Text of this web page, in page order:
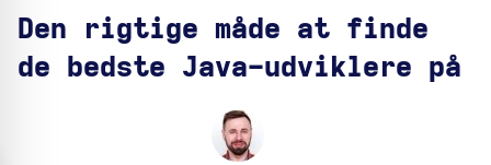
Den rigtige måde at finde
de bedste Java-udviklere på